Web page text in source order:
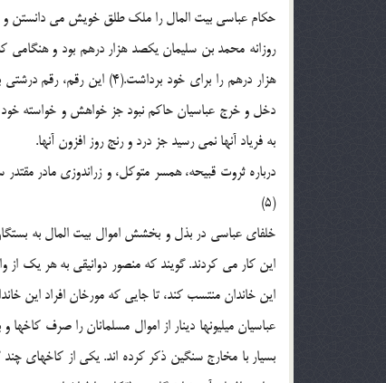
حکام عباسی بیت المال را ملک طلق خویش می دانستن
روزانه محمد بن سلیمان یکصد هزار درهم بود و
هزار درهم را برای خود
دخل و خرج عباسیان حاکم نبود جز خواهش و خواسته
به فریاد آنها نمی رسید جز درد و رنج روز افزون آنها.
درباره ثروت قبیحه، همسر متوکل، و زراندوزی مادر
(5)
خلفای عباسی در بذل و بخشش اموال بیت المال به
این کار می کردند. گویند که منصور دوانیقی به هر یک
این خاندان منتسب کند، تا جایی که مورخان افراد این
عباسیان میلیونها دینار از اموال مسلمانان را صرف
بسیار با مخارج سنگین ذکر کرده اند. یکی از کاخهای